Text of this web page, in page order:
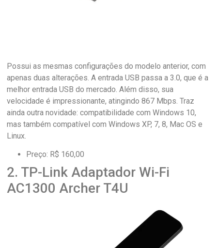
Possui as mesmas configurações do modelo anterior, com
apenas duas alterações. A entrada USB passa a 3.0, que é a
melhor entrada USB do mercado. Além disso, sua
velocidade é impressionante, atingindo 867 Mbps. Traz
ainda outra novidade: compatibilidade com Windows 10,
mas também compatível com Windows XP, 7, 8, Mac OS e
Linux.
Preço: R$ 160,00
2. TP-Link Adaptador Wi-Fi
AC1300 Archer T4U